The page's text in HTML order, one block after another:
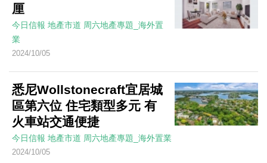
厘
今日信報 地產市道 周六地產專題_海外置
業
2024/10/05
悉尼Wollstonecraft宜居城
區第六位 住宅類型多元 有
火車站交通便捷
今日信報 地產市道 周六地產專題_海外置業
2024/10/05